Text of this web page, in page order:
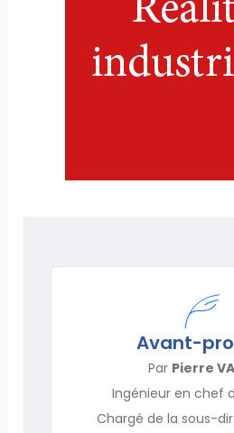
Avant-
Par Pierre
Ingénieur en chef
Chargé de la sous-